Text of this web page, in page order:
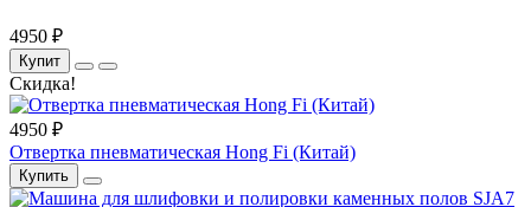
4950 ₽
Купит
Скидка!
4950 ₽
Отвертка пневматическая Hong Fi (Китай)
Купить